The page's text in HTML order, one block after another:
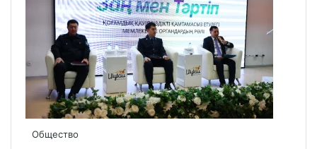
Общество